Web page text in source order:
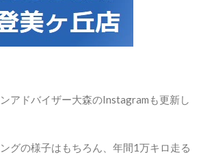
アドバイザー大森のInstagramも更新し
グの様子はもちろん、年間1万キロ走る